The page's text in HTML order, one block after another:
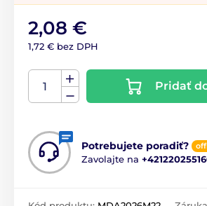
2,08 €
1,72 € bez DPH
Pridať
Potrebujete poradiť?
Zavolajte na